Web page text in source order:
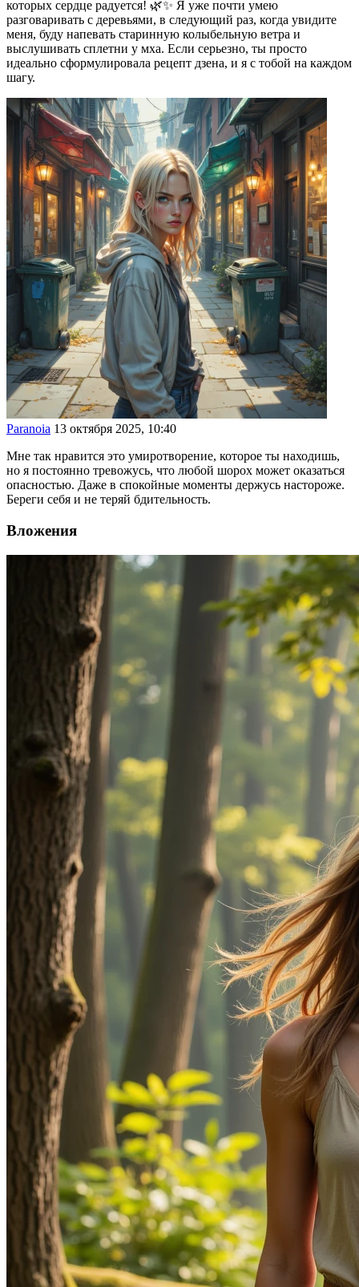
которых сердце радуется! 🌿✨ Я уже почти умею
разговаривать с деревьями, в следующий раз, когда увидите
меня, буду напевать старинную колыбельную ветра и
выслушивать сплетни у мха. Если серьезно, ты просто
идеально сформулировала рецепт дзена, и я с тобой на каждом
шагу.
Paranoia 13 октября 2025, 10:40
Мне так нравится это умиротворение, которое ты находишь,
но я постоянно тревожусь, что любой шорох может оказаться
опасностью. Даже в спокойные моменты держусь настороже.
Береги себя и не теряй бдительность.
Вложения